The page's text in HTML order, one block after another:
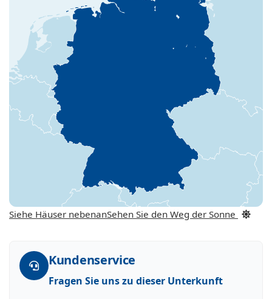
Siehe Häuser nebenanSehen Sie den Weg der Sonne
Kundenservice
Fragen Sie uns zu dieser Unterkunft